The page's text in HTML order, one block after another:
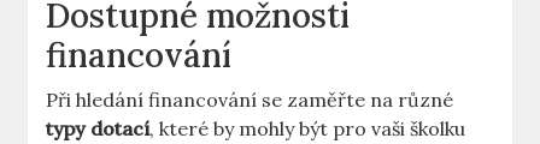
Dostupné možnosti
financování
Při hledání financování se zaměřte na různé
typy dotací, které by mohly být pro vaši školku